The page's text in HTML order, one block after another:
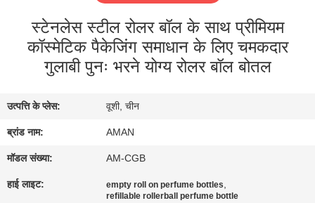
हमारे
कारखाना
दौरा
गुणवत्ता
स्टेनलेस स्टील रोलर बॉल के साथ प्रीमियम
कॉस्मेटिक पैकेजिंग समाधान के लिए चमकदार
गुलाबी पुनः भरने योग्य रोलर बॉल बोतल
उत्पत्ति के प्लेस: वूशी, चीन
ब्रांड नाम: AMAN
मॉडल संख्या: AM-CGB
हाई लाइट: empty roll on perfume bottles,
refillable rollerball perfume bottle